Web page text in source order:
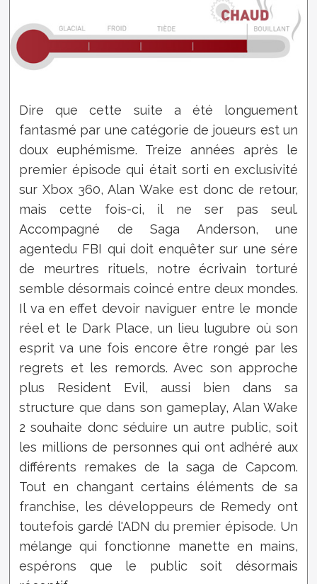
Dire que cette suite a été longuement
fantasmé par une catégorie de joueurs est un
doux euphémisme. Treize années après le
premier épisode qui était sorti en exclusivité
sur Xbox 360, Alan Wake est donc de retour,
mais cette fois-ci, il ne ser pas seul.
Accompagné de Saga Anderson, une
agentedu FBI qui doit enquêter sur une sére
de meurtres rituels, notre écrivain torturé
semble désormais coincé entre deux mondes.
Il va en effet devoir naviguer entre le monde
réel et le Dark Place, un lieu lugubre où son
esprit va une fois encore être rongé par les
regrets et les remords. Avec son approche
plus Resident Evil, aussi bien dans sa
structure que dans son gameplay, Alan Wake
2 souhaite donc séduire un autre public, soit
les millions de personnes qui ont adhéré aux
différents remakes de la saga de Capcom.
Tout en changant certains éléments de sa
franchise, les développeurs de Remedy ont
toutefois gardé l'ADN du premier épisode. Un
mélange qui fonctionne manette en mains,
espérons que le public soit désormais